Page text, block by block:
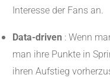
Interesse der Fans an.
Data-driven : Wenn
man ihre Punkte in
ihren Aufstieg